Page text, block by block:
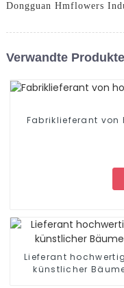
Dongguan Hmflowers
Verwandte Produkte
Fabriklieferant
Lieferant
künstlicher